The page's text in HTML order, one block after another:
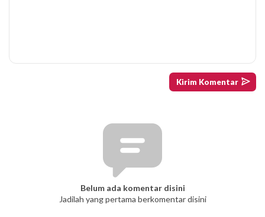
Belum ada komentar disini
Jadilah yang pertama berkomentar disini